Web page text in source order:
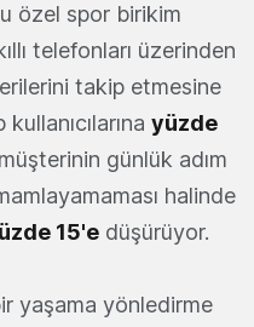
özel spor birikim
telefonları üzerinden
takip etmesine
yüzde
günlük adım
halinde
15'e düşürüyor.
yaşama yönledirme